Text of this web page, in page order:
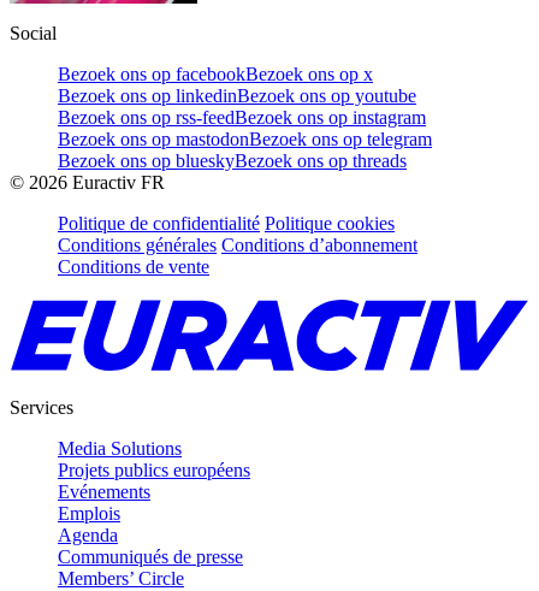
Social
Bezoek ons op facebookBezoek ons op x
Bezoek ons op linkedinBezoek ons op youtube
Bezoek ons op rss-feedBezoek ons op instagram
Bezoek ons op mastodonBezoek ons op telegram
Bezoek ons op blueskyBezoek ons op threads
© 2026 Euractiv FR
Politique de confidentialité Politique cookies
Conditions générales Conditions d’abonnement
Conditions de vente
Services
Media Solutions
Projets publics européens
Evénements
Emplois
Agenda
Communiqués de presse
Members’ Circle